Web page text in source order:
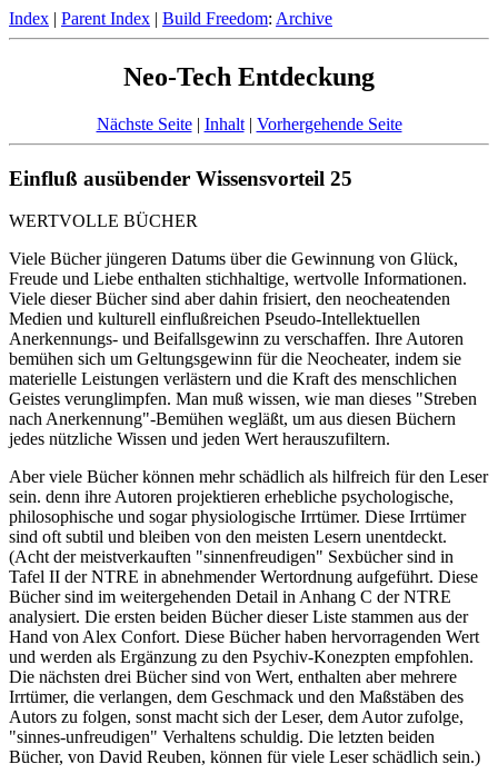
Index | Parent Index | Build Freedom: Archive
Neo-Tech Entdeckung
Nächste Seite| Inhalt| Vorhergehende Seite
Einfluß ausübender Wissensvorteil 25
WERTVOLLE BÜCHER
Viele Bücher jüngeren Datums über die Gewinnung von Glück,
Freude und Liebe enthalten stichhaltige, wertvolle Informationen.
Viele dieser Bücher sind aber dahin frisiert, den neocheatenden
Medien und kulturell einflußreichen Pseudo-Intellektuellen
Anerkennungs- und Beifallsgewinn zu verschaffen. Ihre Autoren
bemühen sich um Geltungsgewinn für die Neocheater, indem sie
materielle Leistungen verlästern und die Kraft des menschlichen
Geistes verunglimpfen. Man muß wissen, wie man dieses "Streben
nach Anerkennung"-Bemühen wegläßt, um aus diesen Büchern
jedes nützliche Wissen und jeden Wert herauszufiltern.
Aber viele Bücher können mehr schädlich als hilfreich für den Leser
sein. denn ihre Autoren projektieren erhebliche psychologische,
philosophische und sogar physiologische Irrtümer. Diese Irrtümer
sind oft subtil und bleiben von den meisten Lesern unentdeckt.
(Acht der meistverkauften "sinnenfreudigen" Sexbücher sind in
Tafel II der NTRE in abnehmender Wertordnung aufgeführt. Diese
Bücher sind im weitergehenden Detail in Anhang C der NTRE
analysiert. Die ersten beiden Bücher dieser Liste stammen aus der
Hand von Alex Confort. Diese Bücher haben hervorragenden Wert
und werden als Ergänzung zu den Psychiv-Konezpten empfohlen.
Die nächsten drei Bücher sind von Wert, enthalten aber mehrere
Irrtümer, die verlangen, dem Geschmack und den Maßstäben des
Autors zu folgen, sonst macht sich der Leser, dem Autor zufolge,
"sinnes-unfreudigen" Verhaltens schuldig. Die letzten beiden
Bücher, von David Reuben, können für viele Leser schädlich sein.)